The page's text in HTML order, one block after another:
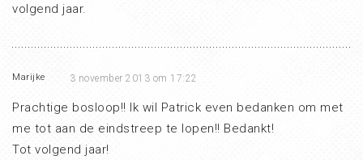
volgend jaar.
Marijke 3 november 2013 om 17:22
Prachtige bosloop!! Ik wil Patrick even bedanken om met
me tot aan de eindstreep te lopen!! Bedankt!
Tot volgend jaar!